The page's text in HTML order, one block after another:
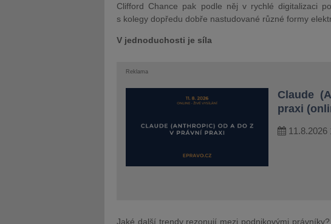
Clifford Chance pak podle něj v rychlé digitalizaci
s kolegy dopředu dobře nastudované různé formy
V jednoduchosti je síla
Reklama
Claude
praxi
11.8.2026
Jaké další trendy rezonují mezi podnikovými